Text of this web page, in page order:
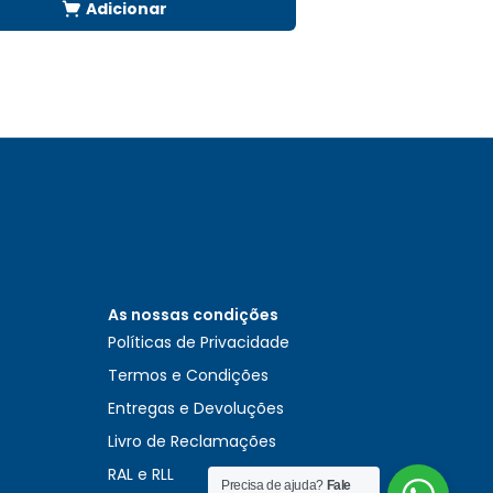
Adicionar
As nossas condições
Políticas de Privacidade
Termos e Condições
Entregas e Devoluções
Livro de Reclamações
RAL e RLL
Precisa de ajuda? Fale